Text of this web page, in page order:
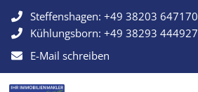
Steffenshagen:+49 38203 647170
Kühlungsborn:+49 38293 444927
E-Mail schreiben